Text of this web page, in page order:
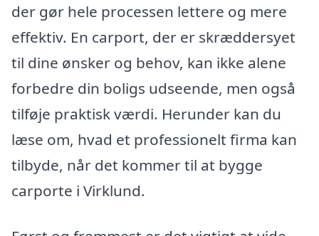
der gør hele processen lettere og mere
effektiv. En carport, der er skræddersyet
til dine ønsker og behov, kan ikke alene
forbedre din boligs udseende, men også
tilføje praktisk værdi. Herunder kan du
læse om, hvad et professionelt firma kan
tilbyde, når det kommer til at bygge
carporte i Virklund.